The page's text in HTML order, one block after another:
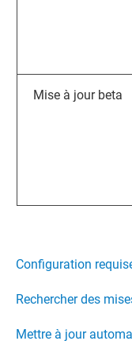
Mise à jour beta
Configuration
Rechercher des
Mettre à jour